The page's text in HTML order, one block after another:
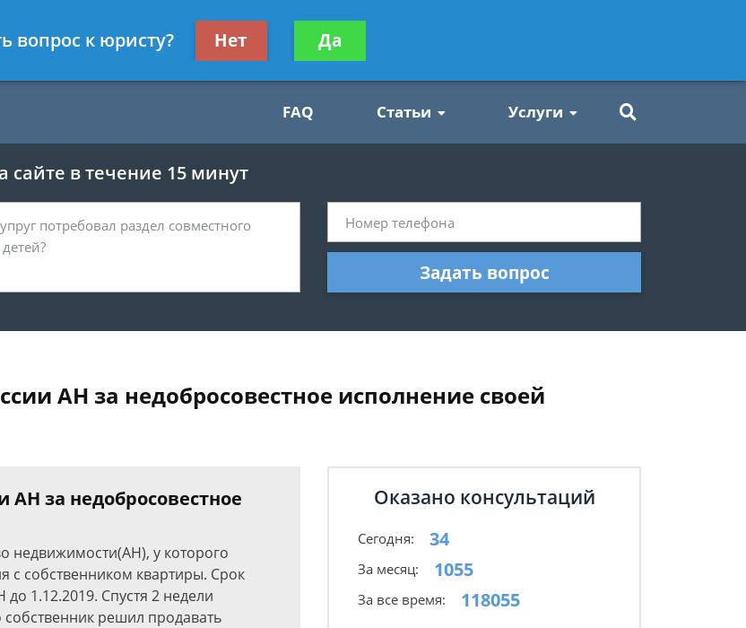
Получите консультацию
бесплатно
FAQ Статьи Услуги
сайте в течение 15 минут
Задать вопрос
АН за недобросовестное исполнение своей
за недобросовестное
недвижимости(АН), у которого
с собственником квартиры. Срок
1.12.2019. Спустя 2 недели
решил продавать
Оказано консультаций
Сегодня: 34
За месяц: 1055
За все время: 118055
вопрос к юристу? Нет Да